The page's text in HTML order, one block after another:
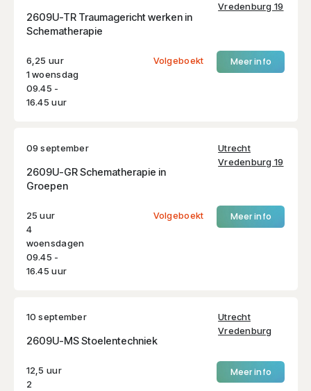
Vredenburg 19
2609U-TR Traumagericht werken in
Schematherapie
6,25 uur
1 woensdag
09.45 -
16.45 uur
Meer info
Volgeboekt
09 september
Utrecht
Vredenburg 19
2609U-GR Schematherapie in
Groepen
25 uur
4
woensdagen
09.45 -
16.45 uur
Meer info
Volgeboekt
10 september
Utrecht
Vredenburg
2609U-MS Stoelentechniek
12,5 uur
2
Meer info